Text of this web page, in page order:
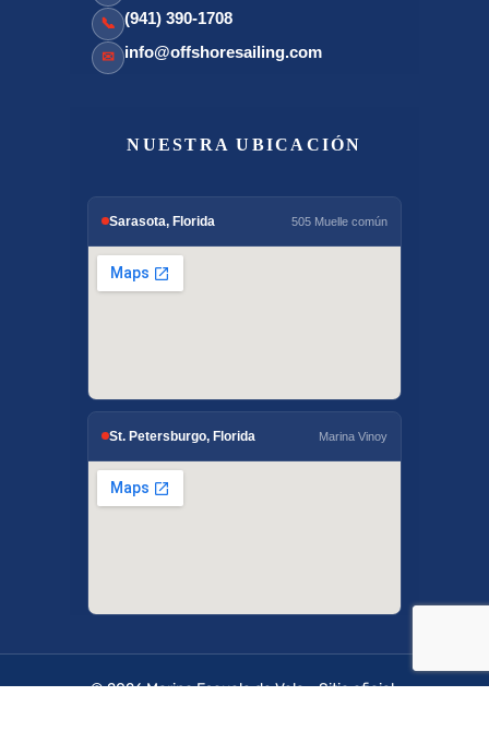
📞 (941) 390-1708
✉ info@offshoresailing.com
NUESTRA UBICACIÓN
Sarasota, Florida 505 Muelle común
St. Petersburgo, Florida Marina Vinoy
© 2026 Marino Escuela de Vela - Sitio oficial.